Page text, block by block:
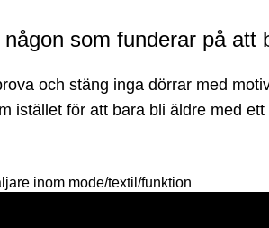
som funderar på
och stäng inga dörrar med
istället för att bara bli äldre med
inom mode/textil/funktion